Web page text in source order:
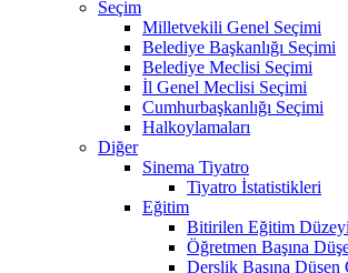
Seçim
Milletvekili Genel Seçimi
Belediye Başkanlığı Seçimi
Belediye Meclisi Seçimi
İl Genel Meclisi Seçimi
Cumhurbaşkanlığı Seçimi
Halkoylamaları
Diğer
Sinema Tiyatro
Tiyatro İstatistikleri
Eğitim
Bitirilen Eğitim Düzeyi
Öğretmen Başına
Derslik Başına Düşen